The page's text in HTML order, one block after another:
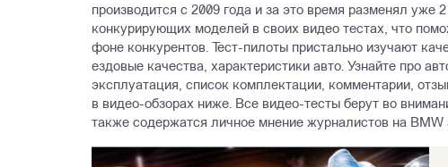
производится с 2009 года и за это время разменял
конкурирующих моделей в своих видео тестах, что
фоне конкурентов. Тест-пилоты пристально изучают
ездовые качества, характеристики авто. Узнайте про
эксплуатация, список комплектации, комментарии,
в видео-обзорах ниже. Все видео-тесты берут во
также содержатся личное мнение журналистов на BMW